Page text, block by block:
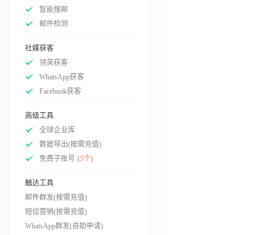
智能搜邮
邮件检测
社媒获客
领英获客
WhatsApp获客
Facebook获客
高级工具
全球企业库
数据导出(按需充值)
免费子账号 (5个)
触达工具
邮件群发(按需充值)
短信营销(按需充值)
WhatsApp群发(自助申请)